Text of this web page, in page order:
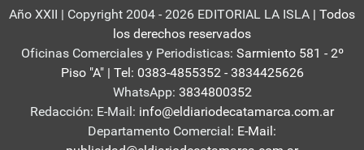
Año XXII | Copyright 2004 - 2026 EDITORIAL LA ISLA | Todos
los derechos reservados
Oficinas Comerciales y Periodisticas: Sarmiento 581 - 2º
Piso "A" | Tel: 0383-4855352 - 3834425626
WhatsApp: 3834800352
Redacción: E-Mail: info@eldiariodecatamarca.com.ar
Departamento Comercial: E-Mail: